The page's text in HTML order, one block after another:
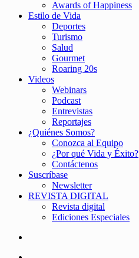
Awards of Happiness
Estilo de Vida
Deportes
Turismo
Salud
Gourmet
Roaring 20s
Videos
Webinars
Podcast
Entrevistas
Reportajes
¿Quiénes Somos?
Conozca al Equipo
¿Por qué Vida y Éxito?
Contáctenos
Suscríbase
Newsletter
REVISTA DIGITAL
Revista digital
Ediciones Especiales